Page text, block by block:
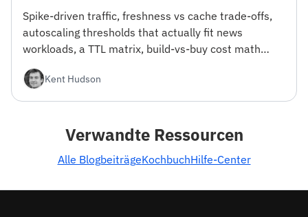
Spike-driven traffic, freshness vs cache trade-offs,
autoscaling thresholds that actually fit news
workloads, a TTL matrix, build-vs-buy cost math
With working ingestion code.
Kent Hudson
Verwandte Ressourcen
Alle BlogbeiträgeKochbuchHilfe-Center